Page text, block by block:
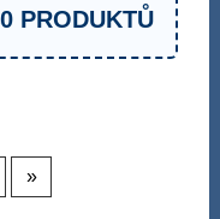
PRODUKTŮ
»